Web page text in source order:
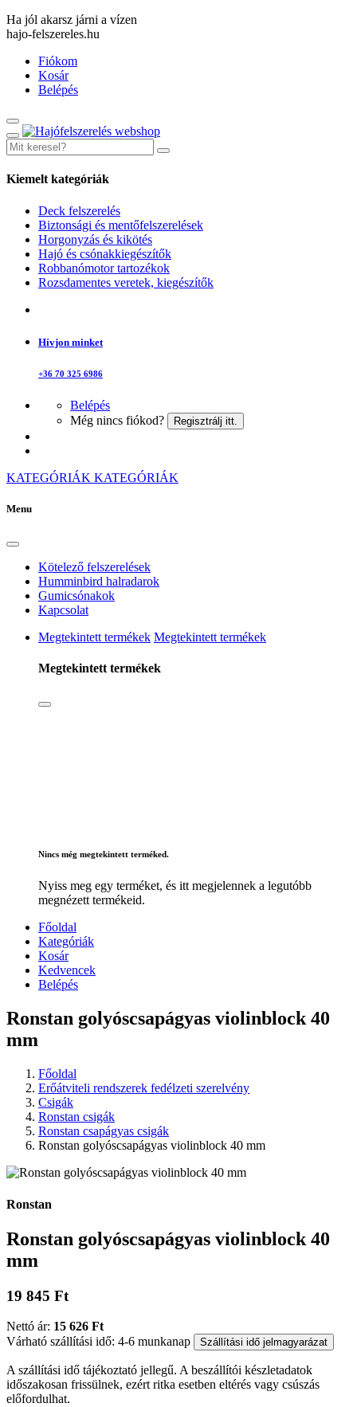
Ha jól akarsz járni a vízen
hajo-felszereles.hu
Fiókom
Kosár
Belépés
Kiemelt kategóriák
Deck felszerelés
Biztonsági és mentőfelszerelések
Horgonyzás és kikötés
Hajó és csónakkiegészítők
Robbanómotor tartozékok
Rozsdamentes veretek, kiegészítők
Hívjon minket
+36 70 325 6986
Belépés
Még nincs fiókod?
Regisztrálj itt.
KATEGÓRIÁK KATEGÓRIÁK
Menu
Kötelező felszerelések
Humminbird halradarok
Gumicsónakok
Kapcsolat
Megtekintett termékek Megtekintett termékek
Megtekintett termékek
Nincs még megtekintett terméked.
Nyiss meg egy terméket, és itt megjelennek a legutóbb
megnézett termékeid.
Főoldal
Kategóriák
Kosár
Kedvencek
Belépés
Ronstan golyóscsapágyas violinblock 40
mm
Főoldal
Erőátviteli rendszerek fedélzeti szerelvény
Csigák
Ronstan csigák
Ronstan csapágyas csigák
Ronstan golyóscsapágyas violinblock 40 mm
Ronstan
Ronstan golyóscsapágyas violinblock 40
mm
19 845 Ft
Nettó ár: 15 626 Ft
Várható szállítási idő: 4-6 munkanap
Szállítási idő jelmagyarázat
A szállítási idő tájékoztató jellegű. A beszállítói készletadatok
időszakosan frissülnek, ezért ritka esetben eltérés vagy csúszás
előfordulhat.